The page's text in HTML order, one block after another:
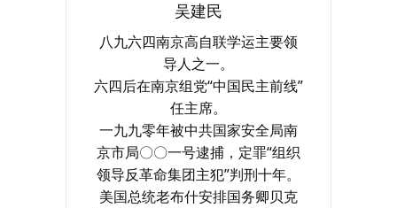
吴建民
八九六四南京高自联学运主要领
导人之一。
六四后在南京组党“中国民主前线”
任主席。
一九九零年被中共国家安全局南
京市局〇〇一号逮捕，定罪“组织
领导反革命集团主犯”判刑十年。
美国总统老布什安排国务卿贝克